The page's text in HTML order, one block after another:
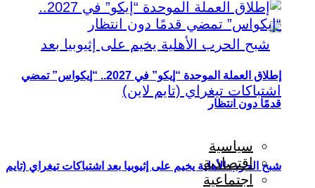
شبح الحرب الأهلية يخيم على إثيوبيا بعد اشتباكات تيغراي (تايم
إطلاق العملة الموحدة “إيكو” في 2027.. “إيكواس” تمضي
قدمًا دون انتظار
سياسية
اقتصادية
اجتماعية